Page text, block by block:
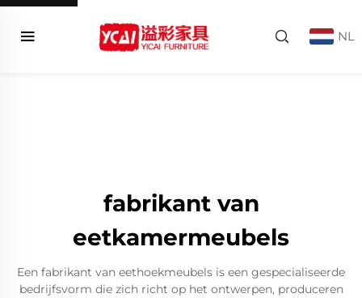
NL
fabrikant van
eetkamermeubels
Een fabrikant van eethoekmeubels is een gespecialiseerde
bedrijfsvorm die zich richt op het ontwerpen, produceren